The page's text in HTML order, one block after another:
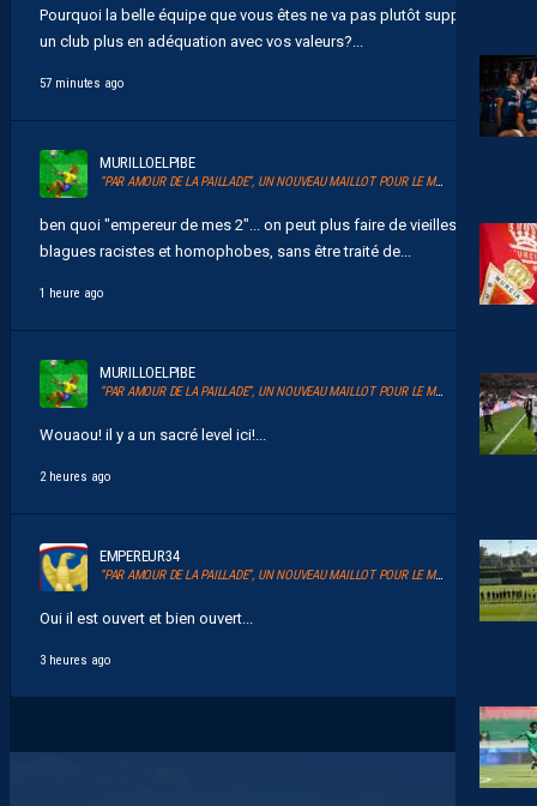
Pourquoi la belle équipe que vous êtes ne va pas plutôt supporter
un club plus en adéquation avec vos valeurs?...
57 minutes ago
MURILLOELPIBE
“PAR AMOUR DE LA PAILLADE”, UN NOUVEAU MAILLOT POUR LE MHSC
ben quoi "empereur de mes 2"... on peut plus faire de vieilles
blagues racistes et homophobes, sans être traité de...
1 heure ago
MURILLOELPIBE
“PAR AMOUR DE LA PAILLADE”, UN NOUVEAU MAILLOT POUR LE MHSC
Wouaou! il y a un sacré level ici!...
2 heures ago
EMPEREUR34
“PAR AMOUR DE LA PAILLADE”, UN NOUVEAU MAILLOT POUR LE MHSC
Oui il est ouvert et bien ouvert...
3 heures ago